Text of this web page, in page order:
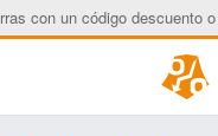
con un código descuento